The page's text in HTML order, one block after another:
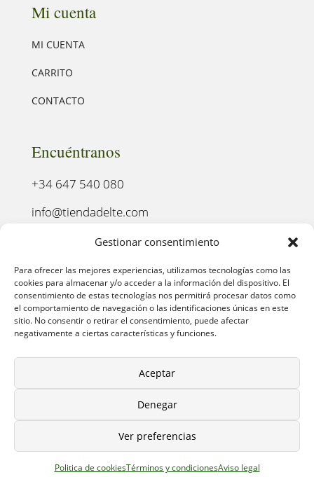
Gestionar consentimiento
Para ofrecer las mejores experiencias, utilizamos tecnologías como las
cookies para almacenar y/o acceder a la información del dispositivo. El
consentimiento de estas tecnologías nos permitirá procesar datos como
el comportamiento de navegación o las identificaciones únicas en este
sitio. No consentir o retirar el consentimiento, puede afectar
negativamente a ciertas características y funciones.
Aceptar
Denegar
Ver preferencias
Politica de cookiesTérminos y condicionesAviso legal
Mi cuenta
MI CUENTA
CARRITO
CONTACTO
Encuéntranos
+34 647 540 080
info@tiendadelte.com
Punto oficial de recogida:
C. Pozo, 13, 24003. León
POLÍTICA DE PRIVACIDAD
ENVÍO Y ENTREGA TÉRMINOS Y CONDICIONES